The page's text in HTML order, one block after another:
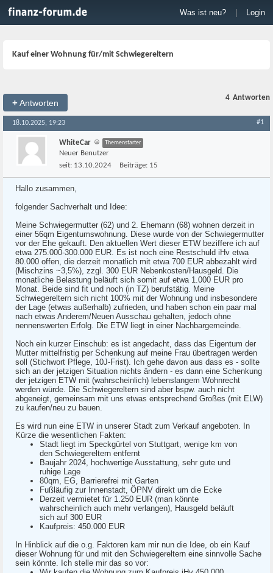
Was ist neu? Login
Kauf einer Wohnung für/mit Schwiegereltern
+Antworten
4 Antworten
18.10.2025, 19:23 #1
WhiteCar Themenstarter
Neuer Benutzer
seit: 13.10.2024 Beiträge: 15
Hallo zusammen,
folgender Sachverhalt und Idee:
Meine Schwiegermutter (62) und 2. Ehemann (68) wohnen derzeit in
einer 56qm Eigentumswohnung. Diese wurde von der Schwiegermutter
vor der Ehe gekauft. Den aktuellen Wert dieser ETW beziffere ich auf
etwa 275.000-300.000 EUR. Es ist noch eine Restschuld iHv etwa
80.000 offen, die derzeit monatlich mit etwa 700 EUR abbezahlt wird
(Mischzins ~3,5%), zzgl. 300 EUR Nebenkosten/Hausgeld. Die
monatliche Belastung beläuft sich somit auf etwa 1.000 EUR pro
Monat. Beide sind fit und noch (in TZ) berufstätig. Meine
Schwiegereltern sich nicht 100% mit der Wohnung und insbesondere
der Lage (etwas außerhalb) zufrieden, und haben schon ein paar mal
nach etwas Anderem/Neuen Ausschau gehalten, jedoch ohne
nennenswerten Erfolg. Die ETW liegt in einer Nachbargemeinde.
Noch ein kurzer Einschub: es ist angedacht, dass das Eigentum der
Mutter mittelfristig per Schenkung auf meine Frau übertragen werden
soll (Stichwort Pflege, 10J-Frist). Ich gehe davon aus dass es - sollte
sich an der jetzigen Situation nichts ändern - es dann eine Schenkung
der jetzigen ETW mit (wahrscheinlich) lebenslangem Wohnrecht
werden würde. Die Schwiegereltern sind aber bspw. auch nicht
abgeneigt, gemeinsam mit uns etwas entsprechend Großes (mit ELW)
zu kaufen/neu zu bauen.
Es wird nun eine ETW in unserer Stadt zum Verkauf angeboten. In
Kürze die wesentlichen Fakten:
Stadt liegt im Speckgürtel von Stuttgart, wenige km von
den Schwiegereltern entfernt
Baujahr 2024, hochwertige Ausstattung, sehr gute und
ruhige Lage
80qm, EG, Barrierefrei mit Garten
Fußläufig zur Innenstadt, ÖPNV direkt um die Ecke
Derzeit vermietet für 1.250 EUR (man könnte
wahrscheinlich auch mehr verlangen), Hausgeld beläuft
sich auf 300 EUR
Kaufpreis: 450.000 EUR
In Hinblick auf die o.g. Faktoren kam mir nun die Idee, ob ein Kauf
dieser Wohnung für und mit den Schwiegereltern eine sinnvolle Sache
sein könnte. Ich stelle mir das so vor: